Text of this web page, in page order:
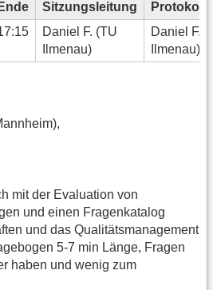
Ende Sitzungsleitung
Daniel F. (TU
Ilmenau)
Daniel F.
Ilmenau)
mit der Evaluation von
und einen Fragenkatalog
und das Qualitätsmanagement
5-7 min Länge, Fragen
haben und wenig zum